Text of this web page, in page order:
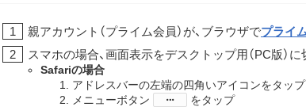
親アカウント（プライム会員）が、ブラウザでプライ
スマホの場合、画面表示をデスクトップ用（PC版）
Safariの場合
アドレスバーの左端の四角いアイコンをタップ
メニューボタン
​をタップ